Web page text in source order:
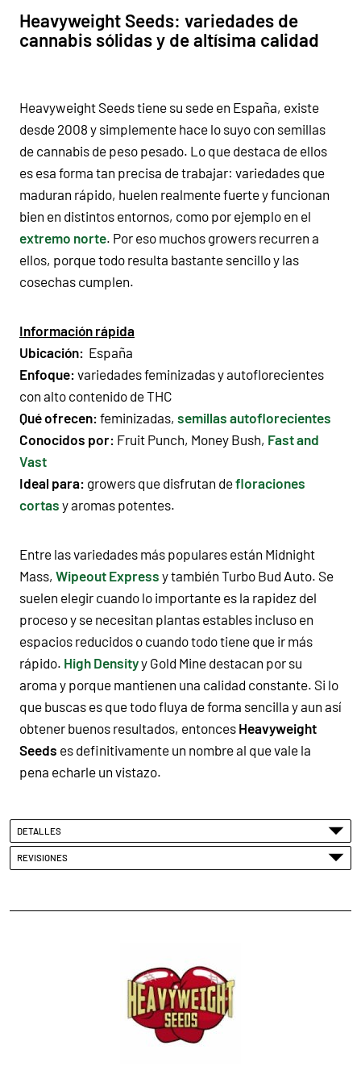
Heavyweight Seeds: variedades de
cannabis sólidas y de altísima calidad
Heavyweight Seeds tiene su sede en España, existe
desde 2008 y simplemente hace lo suyo con semillas
de cannabis de peso pesado. Lo que destaca de ellos
es esa forma tan precisa de trabajar: variedades que
maduran rápido, huelen realmente fuerte y funcionan
bien en distintos entornos, como por ejemplo en el
extremo norte. Por eso muchos growers recurren a
ellos, porque todo resulta bastante sencillo y las
cosechas cumplen.
Información rápida
Ubicación: España
Enfoque: variedades feminizadas y autoflorecientes
con alto contenido de THC
Qué ofrecen: feminizadas, semillas autoflorecientes
Conocidos por: Fruit Punch, Money Bush, Fast and
Vast
Ideal para: growers que disfrutan defloraciones
cortas y aromas potentes.
Entre las variedades más populares están Midnight
Mass, Wipeout Express y también Turbo Bud Auto. Se
suelen elegir cuando lo importante es la rapidez del
proceso y se necesitan plantas estables incluso en
espacios reducidos o cuando todo tiene que ir más
rápido. High Densityy Gold Mine destacan por su
aroma y porque mantienen una calidad constante. Si lo
que buscas es que todo fluya de forma sencilla y aun así
obtener buenos resultados, entonces Heavyweight
Seeds es definitivamente un nombre al que vale la
pena echarle un vistazo.
DETALLES
REVISIONES